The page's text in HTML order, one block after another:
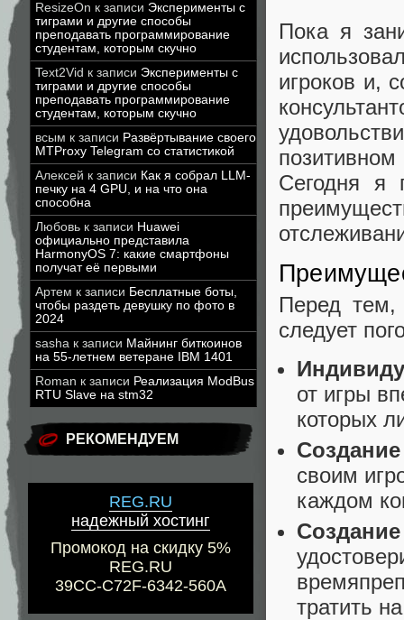
ResizeOn к записи Эксперименты с
тиграми и другие способы
преподавать программирование
студентам, которым скучно
Text2Vid к записи Эксперименты с
тиграми и другие способы
преподавать программирование
студентам, которым скучно
всым к записи Развёртывание своего
MTProxy Telegram со статистикой
Алексей к записи Как я собрал LLM-
печку на 4 GPU, и на что она
способна
Любовь к записи Huawei
официально представила
HarmonyOS 7: какие смартфоны
получат её первыми
Артем к записи Бесплатные боты,
чтобы раздеть девушку по фото в
2024
sasha к записи Майнинг биткоинов
на 55-летнем ветеране IBM 1401
Roman к записи Реализация ModBus
RTU Slave на stm32
РЕКОМЕНДУЕМ
REG.RU
надежный хостинг
Промокод на скидку 5%
REG.RU
39CC-C72F-6342-560A
Пока я
игроков и,
Сегодня я
Перед тем,
следует
от игры
которых
Создание
своим
каждом
тратить